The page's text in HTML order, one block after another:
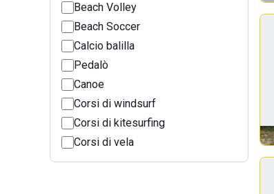
Beach Volley
Beach Soccer
Calcio balilla
Pedalò
Canoe
Corsi di windsurf
Corsi di kitesurfing
Corsi di vela